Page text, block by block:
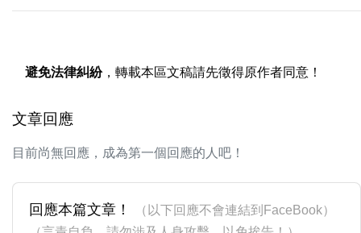
避免法律糾紛，轉載本區文稿請先徵得原作者同意！
文章回應
目前尚無回應，成為第一個回應的人吧！
回應本篇文章！
（以下回應不會連結到FaceBook）